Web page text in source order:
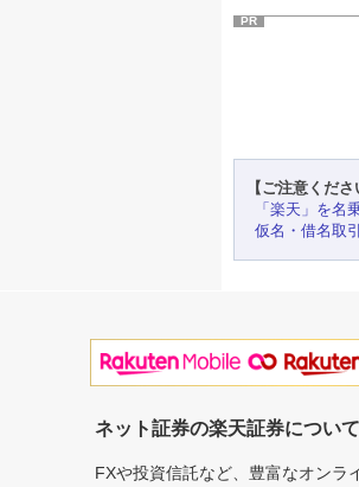
PR
【ご注意くださ
「楽天」を名
仮名・借名取
ネット証券の楽天証券につい
FXや投資信託など、豊富なオンラ